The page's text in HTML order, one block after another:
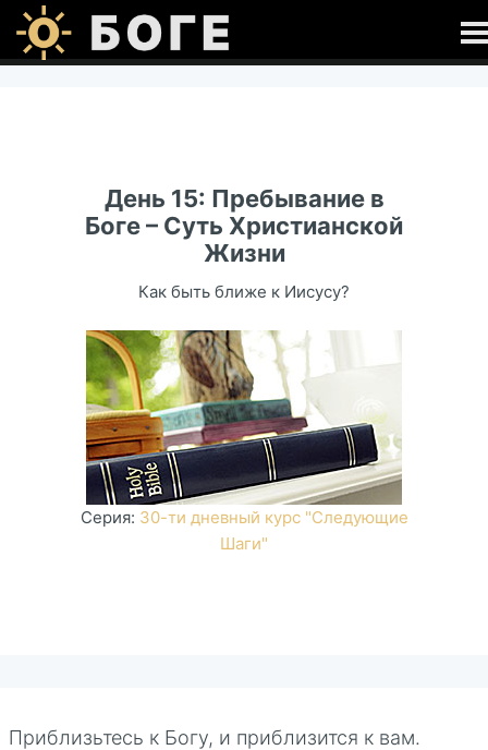
Посмотри на Христа
Читать Библию
Загрузить Приложение Библию
Связаться сейчас
Зарегистрироваться
Связаться сейчас
День 15: Пребывание в
Боге – Суть Христианской
Жизни
Как быть ближе к Иисусу?
Cерия: 30-ти дневный курс "Следующие
Шаги"
Приблизьтесь к Богу, и приблизится к вам.